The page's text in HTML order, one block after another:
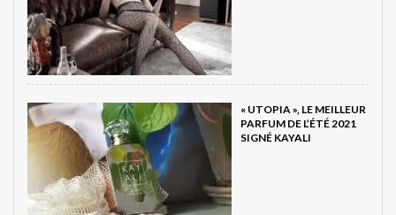
« UTOPIA », LE MEILLEUR
PARFUM DE L’ÉTÉ 2021
SIGNÉ KAYALI